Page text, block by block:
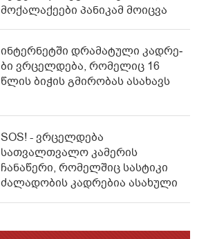
მოქალაქეები პანიკამ მოიცვა
ინ­ტერ­ნეტ­ში დრა­მა­ტუ­ლი კად­რე­
ბი ვრცელდება, რომელიც 16
წლის ბიჭის გმირობას ასახავს
SOS! - ვრცელდება
სათვალთვალო კამერის
ჩანაწერი, რომელშიც სასტიკი
ძალადობის კადრებია ასახული